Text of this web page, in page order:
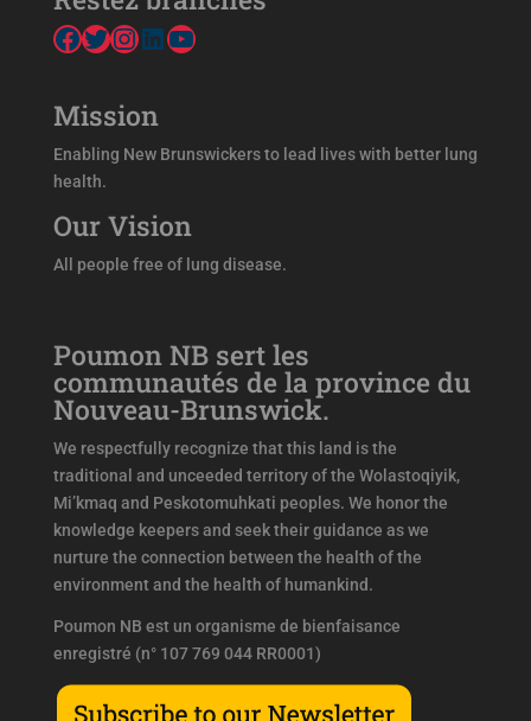
Facebook
Twitter
Instagram
LinkedIn
YouTube
Mission
Enabling New Brunswickers to lead lives with better lung
health.
Our Vision
All people free of lung disease.
Poumon NB sert les
communautés de la province du
Nouveau-Brunswick.
We respectfully recognize that this land is the
traditional and unceeded territory of the Wolastoqiyik,
Mi’kmaq and Peskotomuhkati peoples. We honor the
knowledge keepers and seek their guidance as we
nurture the connection between the health of the
environment and the health of humankind.
Poumon NB est un organisme de bienfaisance
enregistré (n° 107 769 044 RR0001)